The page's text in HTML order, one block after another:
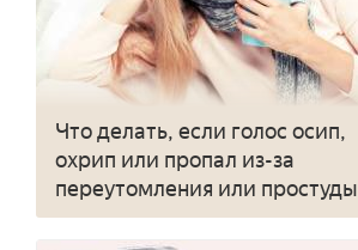
Что делать, если голос осип,
охрип или пропал из-за
переутомления или простуды